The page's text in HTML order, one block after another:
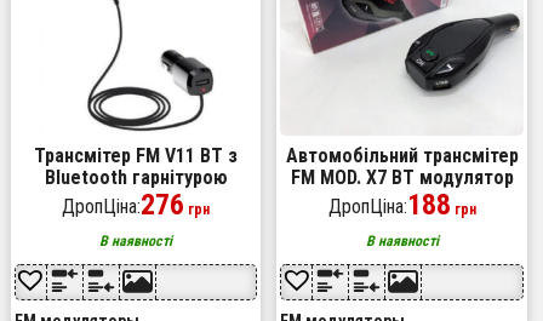
Трансмітер FM V11 BT з
Bluetooth гарнітурою
модулятор, блютуз фм
передавач для
автомагнітоли
ДропЦіна:276 грн
В наявності
Автомобільний трансмітер
FM MOD. X7 BT модулятор
Bluetooth Золотий, ФМ
модулятор у машину. Колір:
чорний
ДропЦіна:188 грн
В наявності